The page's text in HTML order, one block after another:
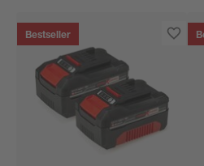
Bestseller